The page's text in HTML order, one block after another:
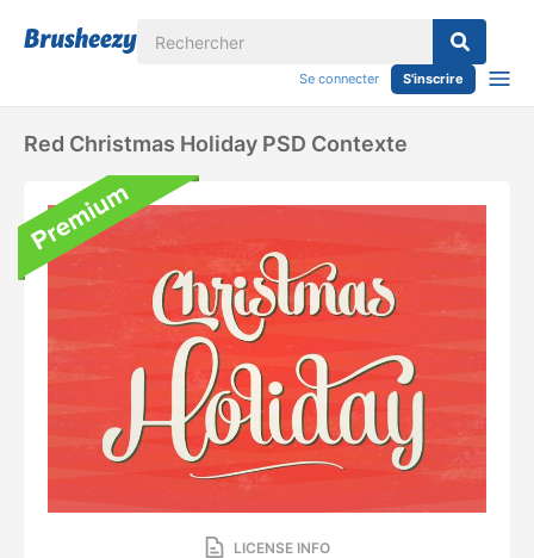
Se connecter S'inscrire
Red Christmas Holiday PSD Contexte
LICENSE INFO